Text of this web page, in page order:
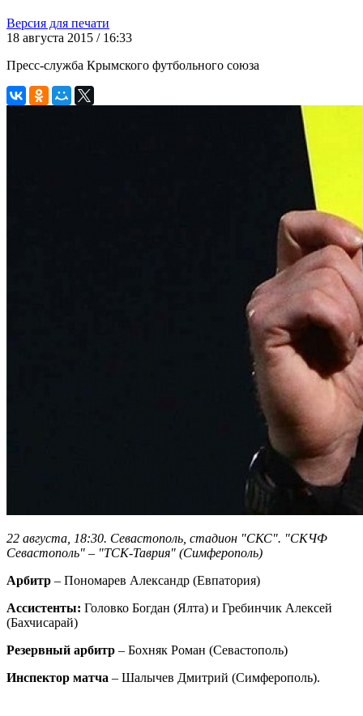
Версия для печати
18 августа 2015 / 16:33
Пресс-служба Крымского футбольного союза
22 августа, 18:30. Севастополь, стадион "СКС". "СКЧФ
Севастополь" – "ТСК-Таврия" (Симферополь)
Арбитр – Пономарев Александр (Евпатория)
Ассистенты: Головко Богдан (Ялта) и Гребинчик Алексей
(Бахчисарай)
Резервный арбитр – Бохняк Роман (Севастополь)
Инспектор матча – Шалычев Дмитрий (Симферополь).